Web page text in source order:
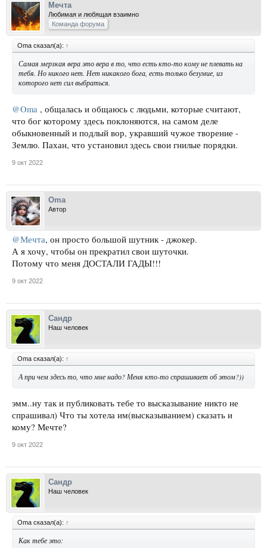
Мечта
Любимая и любящая взаимно
Команда форума
Oma сказал(а): ↑
Самая мерзкая вера это вера в то, что есть кто-то кому не плевать на
тебя. Но никого нет. Нет никакого бога, есть только безумие, из
которого нет сил выбраться.
@Oma , общалась и общаюсь с людьми, которые считают,
что бог которому здесь поклоняются, на самом деле
обыкновенный и подлый вор, укравший чужое творение -
Землю. Пахан, что установил здесь свои гнилые порядки.
9 окт 2022
Oma
Автор
@Мечта, он просто большой шутник - джокер.
А я хочу, чтобы он прекратил свои шуточки.
Потому что меня ДОСТАЛИ ГАДЫ!!!
9 окт 2022
Сандр
Наш человек
Oma сказал(а): ↑
А при чем здесь то, что мне надо? Меня кто-то спрашивает об этом?))
эмм..ну так и публиковать тебе то высказывание никто не
спрашивал) Что ты хотела им(высказыванием) сказать и
кому? Мечте?
9 окт 2022
Сандр
Наш человек
Oma сказал(а): ↑
Как тебе это: